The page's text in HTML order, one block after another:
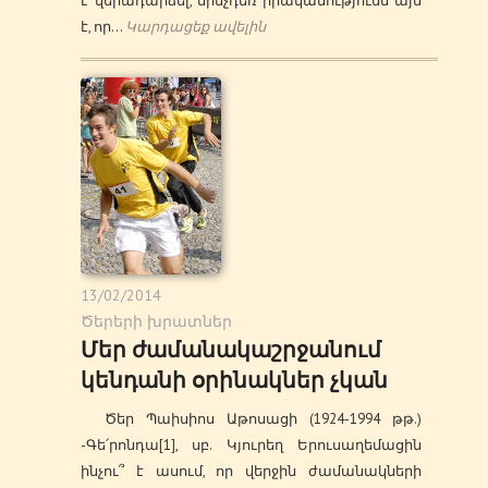
է, որ… Կարդացեք ավելին
13/02/2014
Ծերերի խրատներ
Մեր ժամանակաշրջանում
կենդանի օրինակներ չկան
Ծեր Պաիսիոս Աթոսացի (1924-1994 թթ.)
-Գե՛րոնդա[1], սբ. Կյուրեղ Երուսաղեմացին
ինչու՞ է ասում, որ վերջին ժամանակների